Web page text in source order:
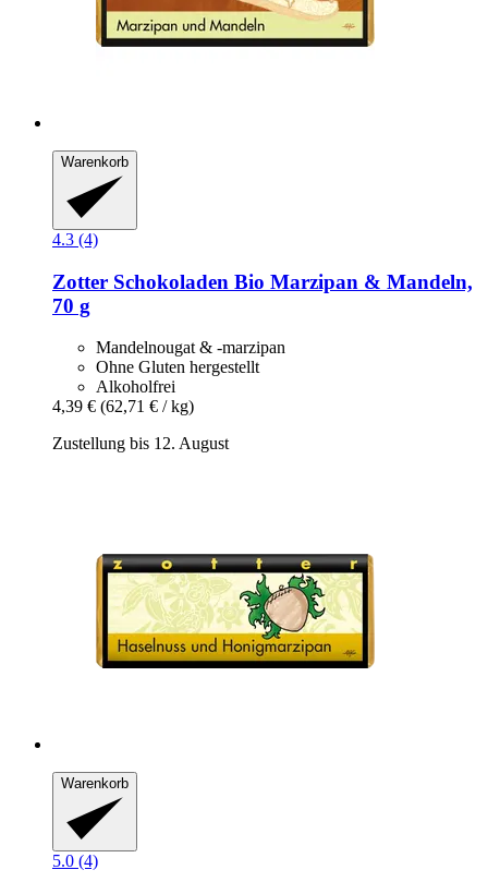
Warenkorb
4.3 (4)
Zotter Schokoladen Bio Marzipan & Mandeln,
70 g
Mandelnougat & -marzipan
Ohne Gluten hergestellt
Alkoholfrei
4,39 € (62,71 € / kg)
Zustellung bis 12. August
Warenkorb
5.0 (4)